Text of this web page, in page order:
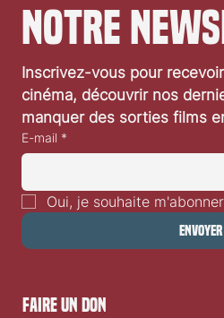
notre
Inscrivez-vous pour
cinéma, découvrir nos
manquer des sorties films
E-mail *
Oui, je souhaite
Envoyer
faire un don